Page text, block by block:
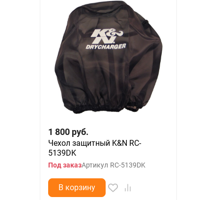
1 800 руб.
Чехол защитный K&N RC-
5139DK
Под заказАртикул RC-5139DK
В корзину